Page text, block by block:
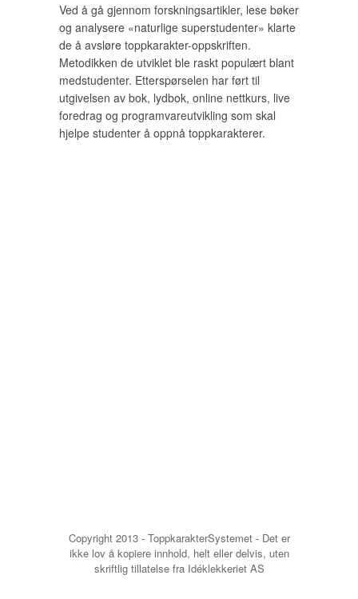
Ved å gå gjennom forskningsartikler, lese bøker
og analysere «naturlige superstudenter» klarte
de å avsløre toppkarakter-oppskriften.
Metodikken de utviklet ble raskt populært blant
medstudenter. Etterspørselen har ført til
utgivelsen av bok, lydbok, online nettkurs, live
foredrag og programvareutvikling som skal
hjelpe studenter å oppnå toppkarakterer.
Copyright 2013 - ToppkarakterSystemet - Det er
ikke lov å kopiere innhold, helt eller delvis, uten
skriftlig tillatelse fra Idéklekkeriet AS